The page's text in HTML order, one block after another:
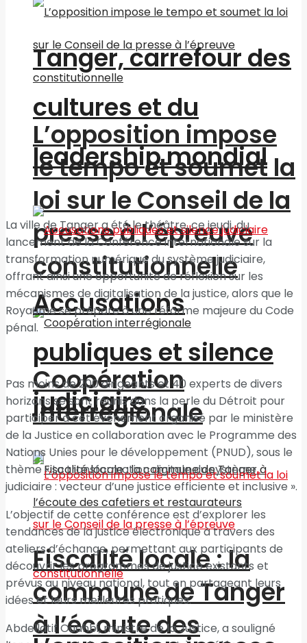
L’opposition impose
le tempo et soumet la
loi sur le Conseil de la
presse à l’épreuve
constitutionnelle
Coopération
interrégionale
Fiscalité locale : la
commune de Tanger
à l’écoute des
Tanger, carrefour des
cultures et du
leadership mondial
Accusations
publiques et silence
judiciaire
La ville de Tanger a été le théâtre, ce jeudi, du
lancement de la Conférence internationale sur la
transformation numérique du système judiciaire,
offrant ainsi une opportunité de réflexion sur les
mécanismes de digitalisation de la justice, alors que le
Royaume se prépare à une réforme majeure du Code
pénal.
Pas moins de 200 dirigeants et 40 experts de divers
horizons se sont réunis dans la perle du Détroit pour
participer à cet événement organisé par le ministère
de la Justice en collaboration avec le Programme des
Nations Unies pour le développement (PNUD), sous le
thème « La transformation digitale du système
judiciaire : vecteur d’une justice efficiente et inclusive ».
L’objectif de cette conférence est d’explorer les
tendances de la justice électronique à travers des
ateliers d’échange, permettant aux participants de
découvrir les programmes de justice existants et
prévus au niveau national, tout en partageant leurs
idées et leurs meilleures pratiques.
Abdellatif Ouahbi, ministre de la Justice, a souligné